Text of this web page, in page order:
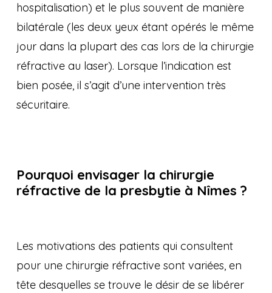
hospitalisation) et le plus souvent de manière
bilatérale (les deux yeux étant opérés le même
jour dans la plupart des cas lors de la chirurgie
réfractive au laser). Lorsque l’indication est
bien posée, il s’agit d’une intervention très
sécuritaire.
Pourquoi envisager la chirurgie
réfractive de la presbytie à Nîmes ?
Les motivations des patients qui consultent
pour une chirurgie réfractive sont variées, en
tête desquelles se trouve le désir de se libérer